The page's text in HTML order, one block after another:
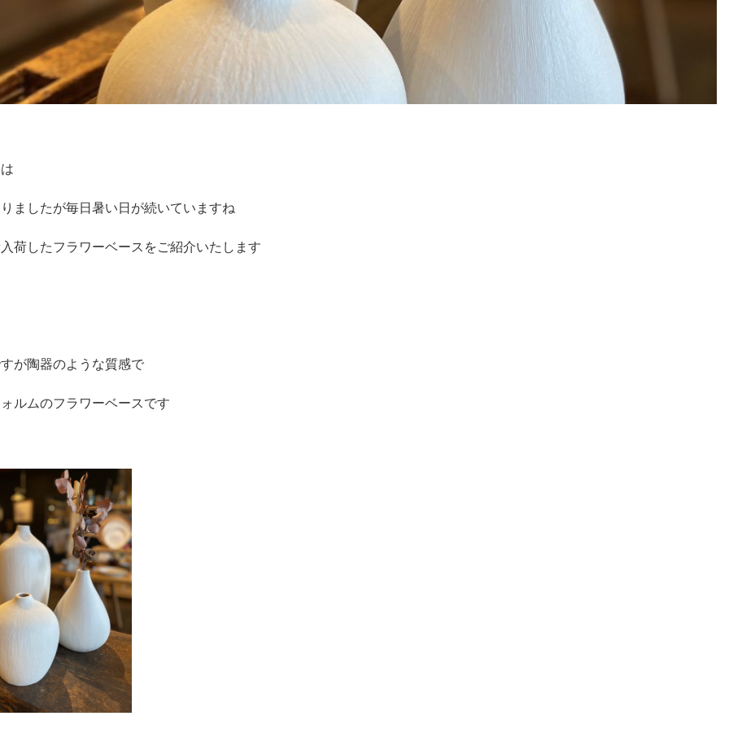
ましたが毎日暑い日が続いていますね
荷したフラワーベースをご紹介いたします
が陶器のような質感で
ルムのフラワーベースです